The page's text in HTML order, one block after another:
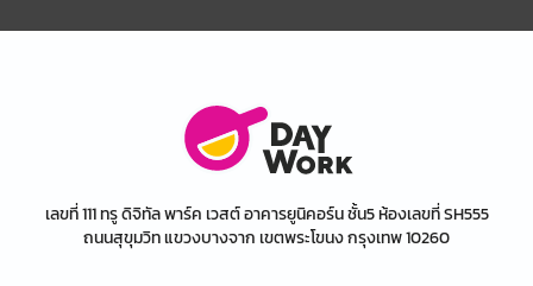
เลขที่ 111 ทรู ดิจิทัล พาร์ค เวสต์ อาคารยูนิคอร์น ชั้น5 ห้องเลขที่ SH555
ถนนสุขุมวิท แขวงบางจาก เขตพระโขนง กรุงเทพ 10260